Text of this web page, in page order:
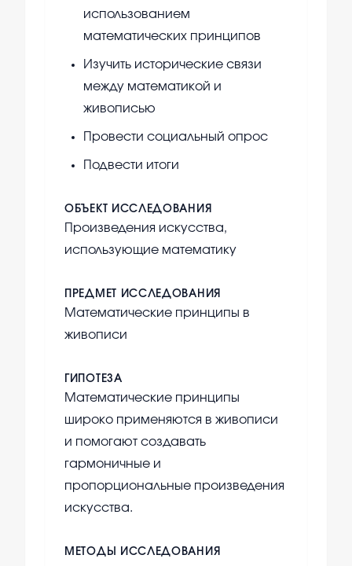
использованием
математических принципов
Изучить исторические связи
между математикой и
живописью
Провести социальный опрос
Подвести итоги
ОБЪЕКТ ИССЛЕДОВАНИЯ
Произведения искусства,
использующие математику
ПРЕДМЕТ ИССЛЕДОВАНИЯ
Математические принципы в
живописи
ГИПОТЕЗА
Математические принципы
широко применяются в живописи
и помогают создавать
гармоничные и
пропорциональные произведения
искусства.
МЕТОДЫ ИССЛЕДОВАНИЯ